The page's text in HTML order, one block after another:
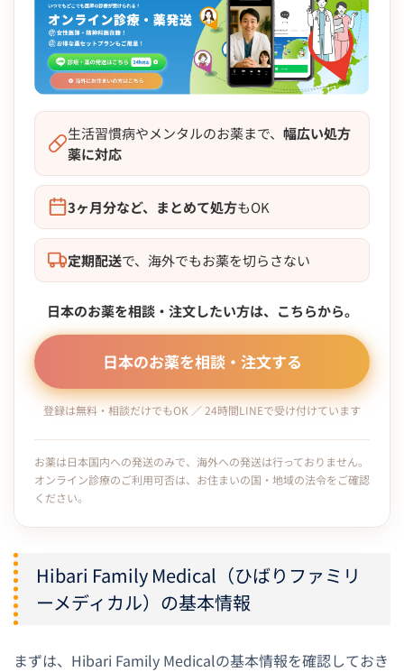
生活習慣病やメンタルのお薬まで、 幅広い処方
薬に対応
3ヶ月分など、まとめて処方もOK
定期配送で、海外でもお薬を切らさない
日本のお薬を相談・注文したい方は、こちらから。
日本のお薬を相談・注文する
登録は無料・相談だけでもOK ／ 24時間LINEで受け付けています
お薬は日本国内への発送のみで、海外への発送は行っておりません。
オンライン診療のご利用可否は、お住まいの国・地域の法令をご確認
ください。
Hibari Family Medical（ひばりファミリ
ーメディカル）の基本情報
まずは、Hibari Family Medicalの基本情報を確認しておき